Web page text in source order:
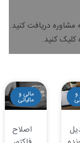
مشاوره دریافت کنید.
کنید.
و مالی و
مالیاتی
اصلاح